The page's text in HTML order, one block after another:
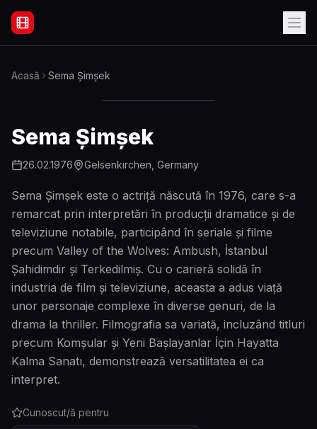
Filme Online Subtitrate - Acasă
Acasă Sema Şimşek
Sema Şimşek
26.02.1976 Gelsenkirchen, Germany
Sema Şimşek este o actriță născută în 1976, care s-a
remarcat prin interpretări în producții dramatice și de
televiziune notabile, participând în seriale și filme
precum Valley of the Wolves: Ambush, İstanbul
Şahidimdir și Terkedilmiş. Cu o carieră solidă în
industria de film și televiziune, aceasta a adus viață
unor personaje complexe în diverse genuri, de la
drama la thriller. Filmografia sa variată, incluzând titluri
precum Komşular și Yeni Başlayanlar İçin Hayatta
Kalma Sanatı, demonstrează versatilitatea ei ca
interpret.
Cunoscut/ă pentru